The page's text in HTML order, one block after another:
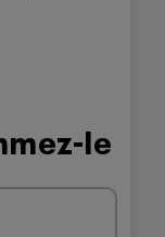
le